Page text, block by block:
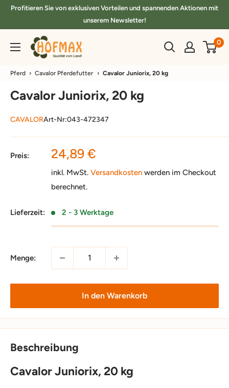
DirektProfitieren Sie von exklusiven Vorteilen und spannenden Aktionen mit
unserem Newsletter!
hofmax.de 0
Pferd › Cavalor Pferdefutter › Cavalor Juniorix, 20 kg
Cavalor Juniorix, 20 kg
CAVALORArt-Nr:043-472347
Preis: Sonderpreis
24,89 €
inkl. MwSt. Versandkosten werden im Checkout
berechnet.
Lieferzeit: 2 - 3 Werktage
Menge:
In den Warenkorb
Beschreibung
Cavalor Juniorix, 20 kg